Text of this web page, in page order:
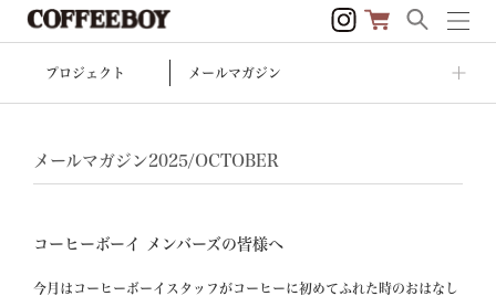
プロジェクト メールマガジン
メールマガジン2025/OCTOBER
コーヒーボーイ メンバーズの皆様へ
今月はコーヒーボーイスタッフがコーヒーに初めてふれた時のおはなし